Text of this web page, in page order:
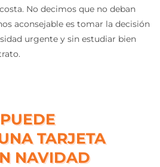
No decimos que no deban
aconsejable es tomar la decisión
urgente y sin estudiar bien
TARJETA
NAVIDAD